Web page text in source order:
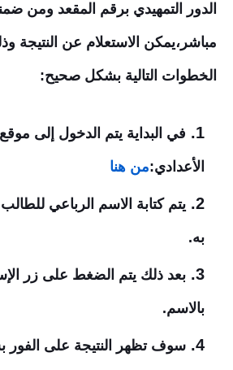
الدور التمهيدي برقم المقعد ومن
مباشر،يمكن الاستعلام عن النتيجة
الخطوات التالية بشكل صحيح:
في البداية يتم الدخول إلى
الأعدادي:من هنا
يتم كتابة الاسم الرباعي
به.
بعد ذلك يتم الضغط على زر
بالاسم.
سوف تظهر النتيجة على